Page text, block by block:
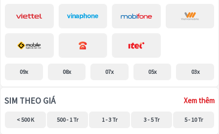
09x 08x 07x 05x 03x
SIM THEO GIÁ Xem thêm
< 500 K 500 - 1 Tr 1 - 3 Tr 3 - 5 Tr 5 - 10 Tr